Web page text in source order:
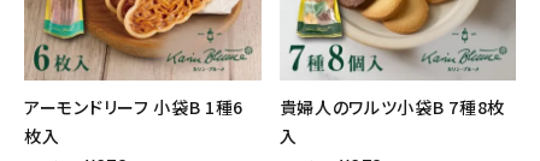
アーモンドリーフ 小袋B 1種6
枚入
貴婦人のワルツ小袋B 7種8枚
入